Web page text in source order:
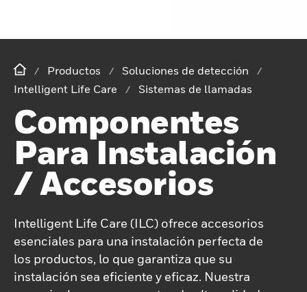
Productos
Soluciones de detección
Intelligent Life Care
Sistemas de llamadas
Componentes
Para Instalación
/ Accesorios
Intelligent Life Care (ILC) ofrece accesorios
esenciales para una instalación perfecta de
los productos, lo que garantiza que su
instalación sea eficiente y eficaz. Nuestra